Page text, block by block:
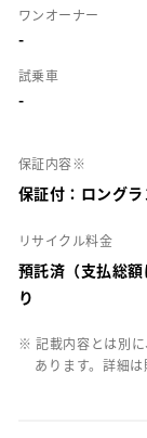
ワンオーナー
-
試乗車
-
保証内容※
保証付：ロング
リサイクル料金
預託済（支払総
り
※ 記載内容とは別
あります。詳細は